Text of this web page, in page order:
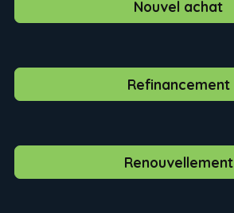
Nouvel achat
Refinancement
Renouvellement